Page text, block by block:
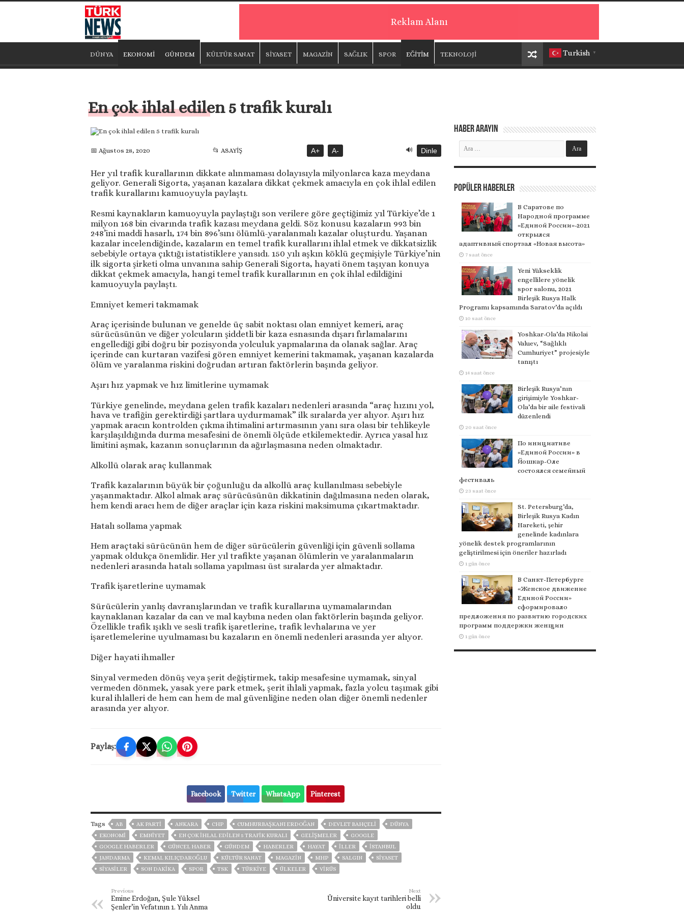
Reklam Alanı
Turkish ▼
DÜNYA EKONOMİ GÜNDEM KÜLTÜR SANAT SİYASET MAGAZİN SAĞLIK SPOR EĞİTİM TEKNOLOJİ
En çok ihlal edilen 5 trafik kuralı
📅 Ağustos 28, 2020 📂 ASAYİŞ A+ A- 🔊 Dinle
Her yıl trafik kurallarının dikkate alınmaması dolayısıyla milyonlarca kaza meydana
geliyor. Generali Sigorta, yaşanan kazalara dikkat çekmek amacıyla en çok ihlal edilen
trafik kurallarını kamuoyuyla paylaştı.
Resmi kaynakların kamuoyuyla paylaştığı son verilere göre geçtiğimiz yıl Türkiye’de 1
milyon 168 bin civarında trafik kazası meydana geldi. Söz konusu kazaların 993 bin
248’ini maddi hasarlı, 174 bin 896’sını ölümlü-yaralanmalı kazalar oluşturdu. Yaşanan
kazalar incelendiğinde, kazaların en temel trafik kurallarını ihlal etmek ve dikkatsizlik
sebebiyle ortaya çıktığı istatistiklere yansıdı. 150 yılı aşkın köklü geçmişiyle Türkiye’nin
ilk sigorta şirketi olma unvanına sahip Generali Sigorta, hayati önem taşıyan konuya
dikkat çekmek amacıyla, hangi temel trafik kurallarının en çok ihlal edildiğini
kamuoyuyla paylaştı.
Emniyet kemeri takmamak
Araç içerisinde bulunan ve genelde üç sabit noktası olan emniyet kemeri, araç
sürücüsünün ve diğer yolcuların şiddetli bir kaza esnasında dışarı fırlamalarını
engellediği gibi doğru bir pozisyonda yolculuk yapmalarına da olanak sağlar. Araç
içerinde can kurtaran vazifesi gören emniyet kemerini takmamak, yaşanan kazalarda
ölüm ve yaralanma riskini doğrudan artıran faktörlerin başında geliyor.
Aşırı hız yapmak ve hız limitlerine uymamak
Türkiye genelinde, meydana gelen trafik kazaları nedenleri arasında “araç hızını yol,
hava ve trafiğin gerektirdiği şartlara uydurmamak” ilk sıralarda yer alıyor. Aşırı hız
yapmak aracın kontrolden çıkma ihtimalini artırmasının yanı sıra olası bir tehlikeyle
karşılaşıldığında durma mesafesini de önemli ölçüde etkilemektedir. Ayrıca yasal hız
limitini aşmak, kazanın sonuçlarının da ağırlaşmasına neden olmaktadır.
Alkollü olarak araç kullanmak
Trafik kazalarının büyük bir çoğunluğu da alkollü araç kullanılması sebebiyle
yaşanmaktadır. Alkol almak araç sürücüsünün dikkatinin dağılmasına neden olarak,
hem kendi aracı hem de diğer araçlar için kaza riskini maksimuma çıkartmaktadır.
Hatalı sollama yapmak
Hem araçtaki sürücünün hem de diğer sürücülerin güvenliği için güvenli sollama
yapmak oldukça önemlidir. Her yıl trafikte yaşanan ölümlerin ve yaralanmaların
nedenleri arasında hatalı sollama yapılması üst sıralarda yer almaktadır.
Trafik işaretlerine uymamak
Sürücülerin yanlış davranışlarından ve trafik kurallarına uymamalarından
kaynaklanan kazalar da can ve mal kaybına neden olan faktörlerin başında geliyor.
Özellikle trafik ışıklı ve sesli trafik işaretlerine, trafik levhalarına ve yer
işaretlemelerine uyulmaması bu kazaların en önemli nedenleri arasında yer alıyor.
Diğer hayati ihmaller
Sinyal vermeden dönüş veya şerit değiştirmek, takip mesafesine uymamak, sinyal
vermeden dönmek, yasak yere park etmek, şerit ihlali yapmak, fazla yolcu taşımak gibi
kural ihlalleri de hem can hem de mal güvenliğine neden olan diğer önemli nedenler
arasında yer alıyor.
Paylaş:
Facebook Twitter WhatsApp Pinterest
Tags AB AK PARTİ ANKARA CHP CUMHURBAŞKANI ERDOĞAN DEVLET BAHÇELİ
DÜNYA
EKONOMİ
EMNİYET EN ÇOK IHLAL EDILEN 5 TRAFIK KURALI GELIŞMELER
GOOGLE
GOOGLE HABERLER
GÜNCEL HABER GÜNDEM HABERLER HAYAT İLLER
ISTANBUL
JANDARMA
KEMAL KILIÇDAROĞLU KÜLTÜR SANAT MAGAZİN MHP SALGIN
SİYASET
SİYASİLER
SON DAKIKA SPOR TSK TÜRKİYE ÜLKELER VIRÜS
Previous
Emine Erdoğan, Şule Yüksel
Şenler’in Vefatının 1. Yılı Anma
Next
Üniversite kayıt tarihleri belli
oldu
Haber Arayın
Popüler Haberler
В Саратове по
Народной программе
«Единой России»-2021
открылся
адаптивный спортзал «Новая высота»
7 saat önce
Yeni Yükseklik
engellilere yönelik
spor salonu, 2021
Birleşik Rusya Halk
Programı kapsamında Saratov’da açıldı
10 saat önce
Yoshkar-Ola’da Nikolai
Valuev, “Sağlıklı
Cumhuriyet” projesiyle
tanıştı
14 saat önce
Birleşik Rusya’nın
girişimiyle Yoshkar-
Ola’da bir aile festivali
düzenlendi
20 saat önce
По инициативе
«Единой России» в
Йошкар-Оле
состоялся семейный
фестиваль
23 saat önce
St. Petersburg’da,
Birleşik Rusya Kadın
Hareketi, şehir
genelinde kadınlara
yönelik destek programlarının
geliştirilmesi için öneriler hazırladı
1 gün önce
В Санкт-Петербурге
«Женское движение
Единой России»
сформировало
предложения по развитию городских
программ поддержки женщин
1 gün önce